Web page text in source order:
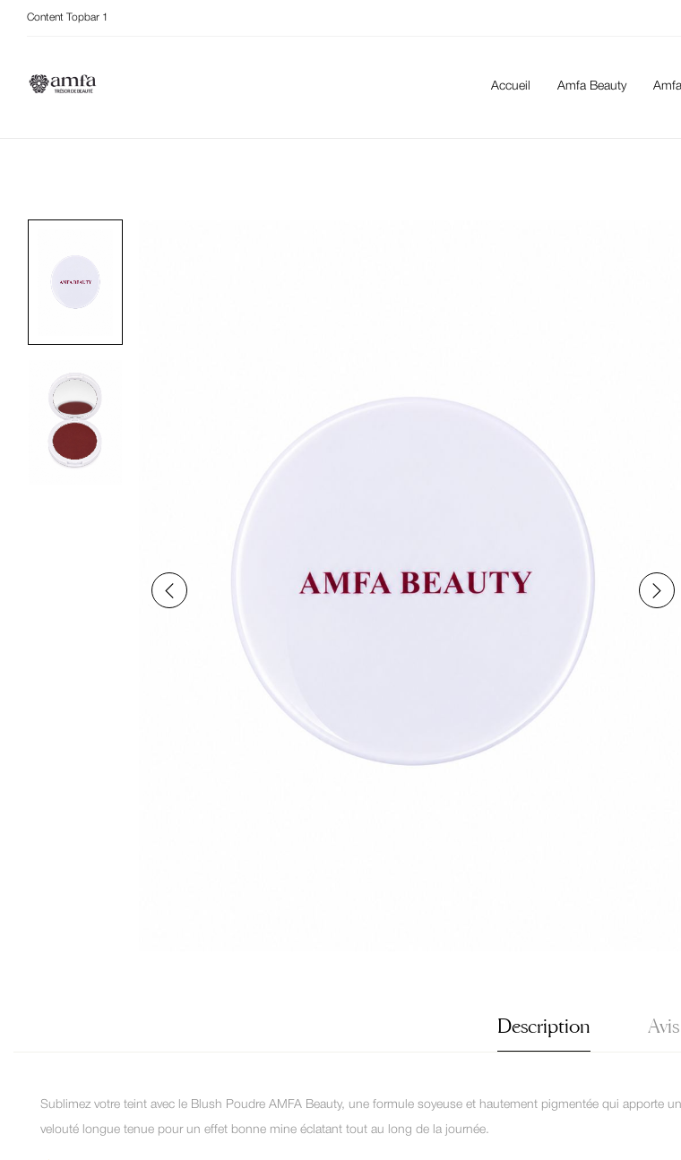
Content Topbar 1
Accueil Amfa Beauty
Description
Sublimez votre teint avec le Blush Poudre AMFA Beauty, une formule soyeuse et hautement pigmentée qui apporte
velouté longue tenue pour un effet bonne mine éclatant tout au long de la journée.